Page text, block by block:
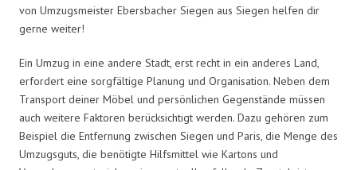
von Umzugsmeister Ebersbacher Siegen aus Siegen helfen dir
gerne weiter!
Ein Umzug in eine andere Stadt, erst recht in ein anderes Land,
erfordert eine sorgfältige Planung und Organisation. Neben dem
Transport deiner Möbel und persönlichen Gegenstände müssen
auch weitere Faktoren berücksichtigt werden. Dazu gehören zum
Beispiel die Entfernung zwischen Siegen und Paris, die Menge des
Umzugsguts, die benötigte Hilfsmittel wie Kartons und